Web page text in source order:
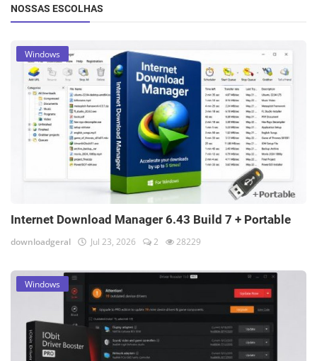
NOSSAS ESCOLHAS
Windows
Internet Download Manager 6.43 Build 7 + Portable
downloadgeral Jul 23, 2026 2 28229
Windows